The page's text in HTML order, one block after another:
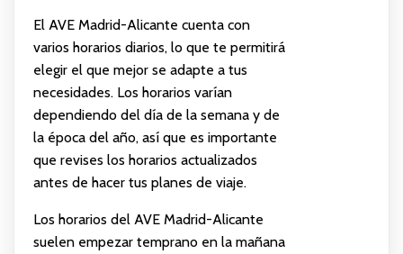
El AVE Madrid-Alicante cuenta con
varios horarios diarios, lo que te permitirá
elegir el que mejor se adapte a tus
necesidades. Los horarios varían
dependiendo del día de la semana y de
la época del año, así que es importante
que revises los horarios actualizados
antes de hacer tus planes de viaje.
Los horarios del AVE Madrid-Alicante
suelen empezar temprano en la mañana